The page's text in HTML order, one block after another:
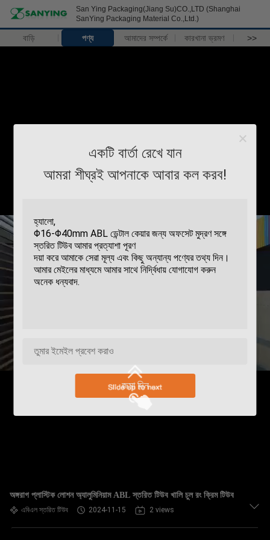
San Ying Packaging(Jiang Su)CO.,LTD (Shanghai
SanYing Packaging Material Co.,Ltd.)
বাড়ি পণ্য আমাদের সম্পর্কে কারখানা ভ্রমণ >>
একটি বার্তা রেখে যান
আমরা শীঘ্রই আপনাকে আবার কল করব!
জমা দিন
অঙ্গরাগ প্লাস্টিক লোশন অ্যালুমিনিয়াম ABL স্তরিত টিউব খালি চুল রং ক্রিম টিউব
এবিএল স্তরিত টিউব 2024-11-15 2 views